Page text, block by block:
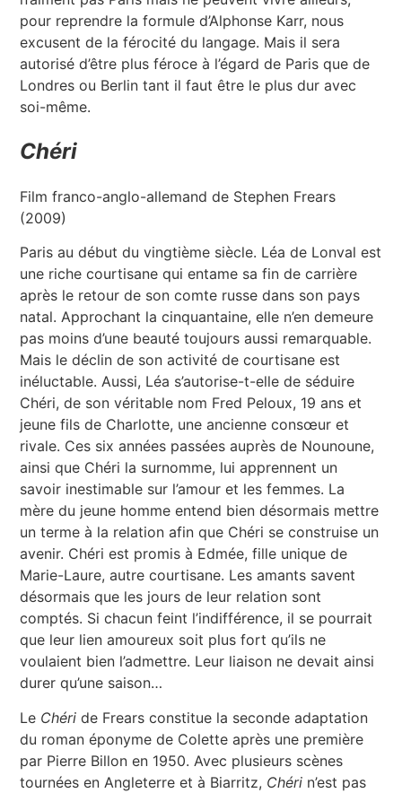
pour reprendre la formule d’Alphonse Karr, nous
excusent de la férocité du langage. Mais il sera
autorisé d’être plus féroce à l’égard de Paris que de
Londres ou Berlin tant il faut être le plus dur avec
soi-même.
Chéri
Film franco-anglo-allemand de Stephen Frears
(2009)
Paris au début du vingtième siècle. Léa de Lonval est
une riche courtisane qui entame sa fin de carrière
après le retour de son comte russe dans son pays
natal. Approchant la cinquantaine, elle n’en demeure
pas moins d’une beauté toujours aussi remarquable.
Mais le déclin de son activité de courtisane est
inéluctable. Aussi, Léa s’autorise-t-elle de séduire
Chéri, de son véritable nom Fred Peloux, 19 ans et
jeune fils de Charlotte, une ancienne consœur et
rivale. Ces six années passées auprès de Nounoune,
ainsi que Chéri la surnomme, lui apprennent un
savoir inestimable sur l’amour et les femmes. La
mère du jeune homme entend bien désormais mettre
un terme à la relation afin que Chéri se construise un
avenir. Chéri est promis à Edmée, fille unique de
Marie-Laure, autre courtisane. Les amants savent
désormais que les jours de leur relation sont
comptés. Si chacun feint l’indifférence, il se pourrait
que leur lien amoureux soit plus fort qu’ils ne
voulaient bien l’admettre. Leur liaison ne devait ainsi
durer qu’une saison…
Le Chéri de Frears constitue la seconde adaptation
du roman éponyme de Colette après une première
par Pierre Billon en 1950. Avec plusieurs scènes
tournées en Angleterre et à Biarritz, Chéri n’est pas